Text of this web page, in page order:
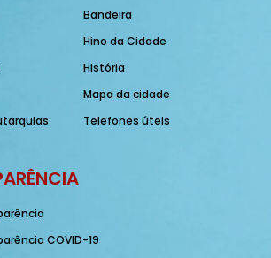
Bandeira
Hino da Cidade
História
Mapa da cidade
Telefones úteis
COVID-19